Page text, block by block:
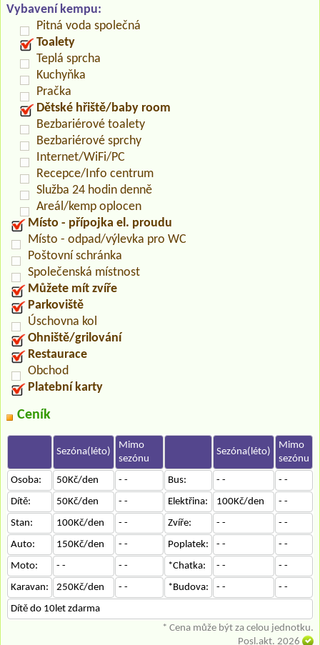
Vybavení kempu:
Pitná voda společná
Toalety
Teplá sprcha
Kuchyňka
Pračka
Dětské hřiště/baby room
Bezbariérové toalety
Bezbariérové sprchy
Internet/WiFi/PC
Recepce/Info centrum
Služba 24 hodin denně
Areál/kemp oplocen
Místo - přípojka el. proudu
Místo - odpad/výlevka pro WC
Poštovní schránka
Společenská místnost
Můžete mít zvíře
Parkoviště
Úschovna kol
Ohniště/grilování
Restaurace
Obchod
Platební karty
Ceník
Sezóna(léto)
Mimo
sezónu
Sezóna(léto)
Mimo
sezónu
Osoba:
50Kč/den - - Bus: - -
- -
Dítě:
50Kč/den - - Elektřina: 100Kč/den
- -
Stan:
100Kč/den - - Zvíře: - -
- -
Auto:
150Kč/den - - Poplatek: - -
- -
Moto:
- - - - *Chatka: - -
- -
Karavan:
250Kč/den - - *Budova: - -
- -
Dítě do 10let zdarma
* Cena může být za celou jednotku.
Posl.akt. 2026